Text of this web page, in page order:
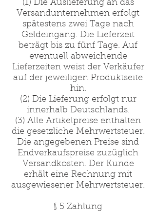
(1) Die Auslieferung an das
Versandunternehmen erfolgt
spätestens zwei Tage nach
Geldeingang. Die Lieferzeit
beträgt bis zu fünf Tage. Auf
eventuell abweichende
Lieferzeiten weist der Verkäufer
auf der jeweiligen Produktseite
hin.
(2) Die Lieferung erfolgt nur
innerhalb Deutschlands.
(3) Alle Artikelpreise enthalten
die gesetzliche Mehrwertsteuer.
Die angegebenen Preise sind
Endverkaufspreise zuzüglich
Versandkosten. Der Kunde
erhält eine Rechnung mit
ausgewiesener Mehrwertsteuer.
§ 5 Zahlung